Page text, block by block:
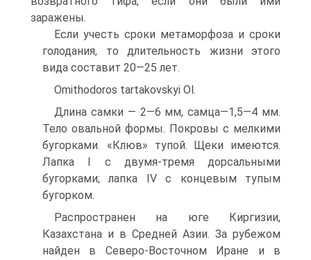
заражены.
Если учесть сроки метаморфоза и сроки
голодания, то длительность жизни этого
вида составит 20—25 лет.
Omithodoros tartakovskyi Ol.
Длина самки — 2—6 мм, самца—1,5—4 мм.
Тело овальной формы. Покровы с мелкими
бугорками. «Клюв» тупой. Щеки имеются.
Лапка I с двумя-тремя дорсальными
бугорками; лапка IV с концевым тупым
бугорком.
Распространен на юге Киргизии,
Казахстана и в Средней Азии. За рубежом
найден в Северо-Восточном Иране и в